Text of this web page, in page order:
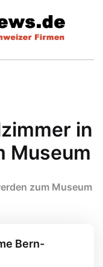
in
Museum
zum Museum
Bern-